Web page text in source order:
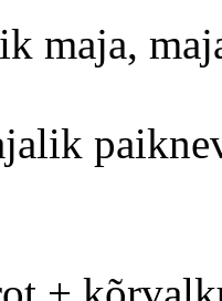
maja,